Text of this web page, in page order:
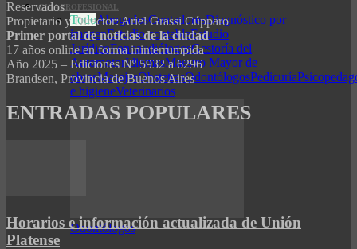
GUÍA PROFESIONAL
TodoAbogadosContadoresDiagnóstico por
imagenEstudio contableEstudio
JurídicoFonoaudiólogosGestoría del
AutomotorIdiomasMaestro Mayor de
obrasMasajesObstetrasOdontólogosPedicuría
e higieneVeterinarios
Odontólogos
Reservados
Propietario y Director: Ariel Grassi Cúpparo
Primer portal de noticias de la ciudad
17 años online en forma ininterrumpida
Año 2025 – Ediciones Nº 5932 a 6296
Brandsen, Provincia de Buenos Aires
ENTRADAS POPULARES
Horarios e información actualizada de Unión
Platense